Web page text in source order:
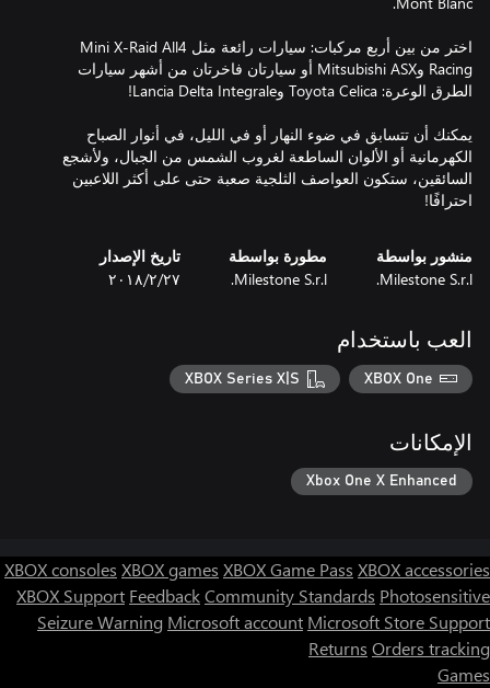
اختر من بين أربع مركبات: سيارات رائعة مثل Mini X-Raid All4
Racing وMitsubishi ASX أو سيارتان فاخرتان من أشهر سيارات
يمكنك أن تتسابق في ضوء النهار أو في الليل، في أنوار الصباح
الكهرمانية أو الألوان الساطعة لغروب الشمس من الجبال، ولأشجع
السائقين، ستكون العواصف الثلجية صعبة حتى على أكثر اللاعبين
احترافًا!
منشور بواسطة
Milestone S.r.l.
مطورة بواسطة
Milestone S.r.l.
تاريخ الإصدار
٢٧‏/٢‏/٢٠١٨
العب باستخدام
XBOX One
XBOX Series X|S
الإمكانات
Xbox One X Enhanced
XBOX consoles XBOX games XBOX Game Pass XBOX accessories
XBOX Support FeedbackCommunity Standards Photosensitive
Seizure Warning Microsoft account Microsoft Store Support
Returns Orders tracking
Games